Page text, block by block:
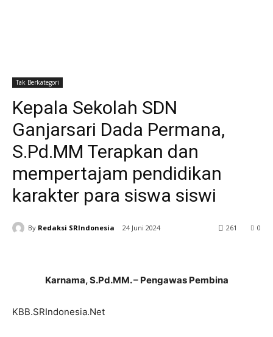
Tak Berkategori
Kepala Sekolah SDN
Ganjarsari Dada Permana,
S.Pd.MM Terapkan dan
mempertajam pendidikan
karakter para siswa siswi
By Redaksi SRIndonesia 24 Juni 2024 0
261
Karnama, S.Pd.MM. – Pengawas Pembina
KBB.SRIndonesia.Net